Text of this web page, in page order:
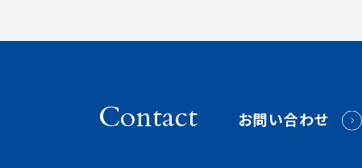
Contact お問い合わせ